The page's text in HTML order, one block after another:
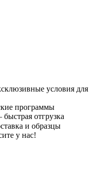
условия для
программы
отгрузка
и образцы
у нас!